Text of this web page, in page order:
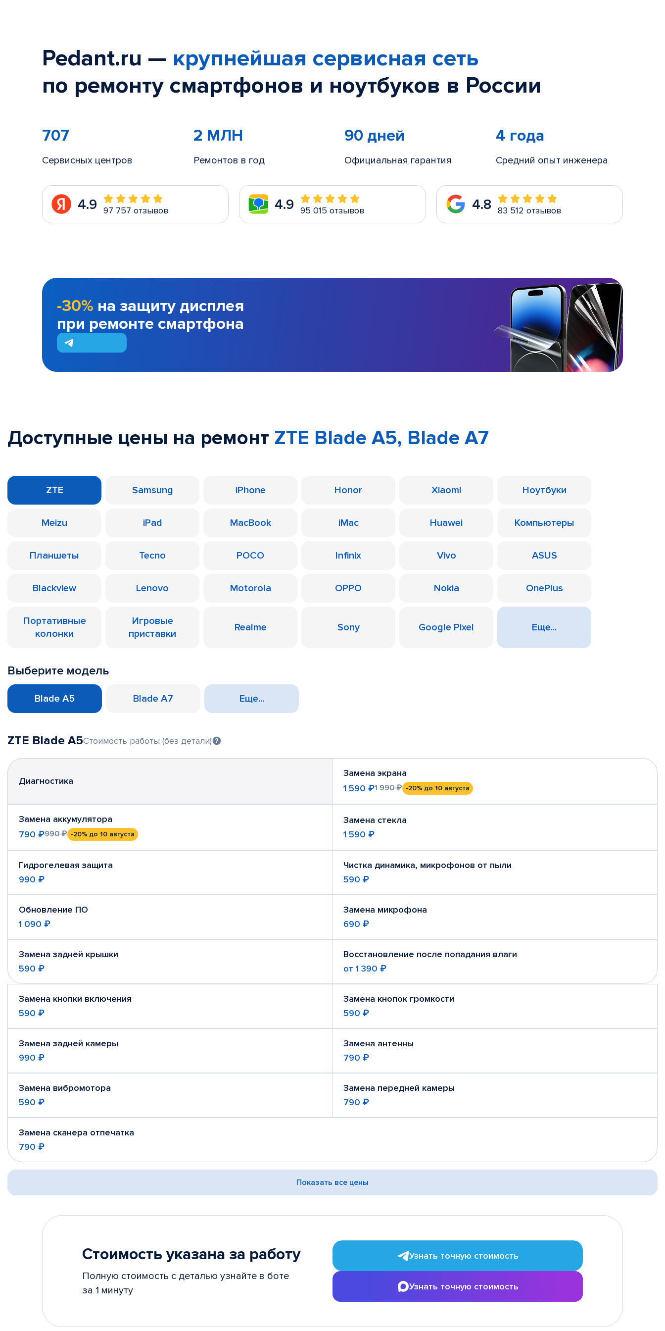
Pedant.ru — крупнейшая сервисная сеть
по ремонту смартфонов и ноутбуков в России
707
Сервисных центров
2 МЛН
Ремонтов в год
90 дней
Официальная гарантия
4 года
Средний опыт инженера
4.9 97 757 отзывов 4.9 95 015 отзывов 4.8 83 512 отзывов
-30% на защиту дисплея
при ремонте смартфона
Доступные цены на ремонт ZTE Blade A5, Blade A7
ZTE Samsung iPhone Honor Xiaomi Ноутбуки
Meizu iPad MacBook iMac Huawei Компьютеры
Планшеты Tecno POCO Infinix Vivo ASUS
Blackview Lenovo Motorola OPPO Nokia OnePlus
Портативные
колонки
Игровые
приставки
Realme Sony Google Pixel Еще...
Выберите модель
Blade A5 Blade A7 Еще...
ZTE Blade A5Стоимость работы (без детали)
Диагностика
Замена экрана
1 590 ₽1 990 ₽ -20% до 10 августа
Замена аккумулятора
790 ₽990 ₽ -20% до 10 августа
Замена стекла
1 590 ₽
Гидрогелевая защита
990 ₽
Чистка динамика, микрофонов от пыли
590 ₽
Обновление ПО
1 090 ₽
Замена микрофона
690 ₽
Замена задней крышки
590 ₽
Восстановление после попадания влаги
от 1 390 ₽
Замена кнопки включения
590 ₽
Замена кнопок громкости
590 ₽
Замена задней камеры
990 ₽
Замена антенны
790 ₽
Замена вибромотора
590 ₽
Замена передней камеры
790 ₽
Замена сканера отпечатка
790 ₽
Показать все цены
Стоимость указана за работу
Полную стоимость с деталью узнайте в боте
за 1 минуту
Узнать точную стоимость
Узнать точную стоимость